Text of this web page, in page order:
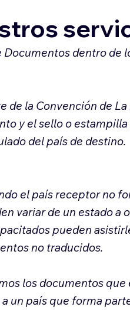
dentro de
la Convención de
y el sello o
del país de destino.
el país receptor no
variar de un estado a
pueden
no traducidos.
los documentos
un país que forma